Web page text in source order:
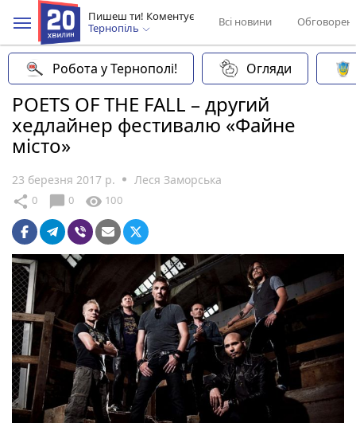
Пишеш ти! Коментує
Тернопіль
Всі новини
Робота у Тернополі! Огляди
POETS OF THE FALL – другий
хедлайнер фестивалю «Файне
місто»
23 березня 2017 р. Леся Заморська
share 0 chat_bubble 0 visibility 100